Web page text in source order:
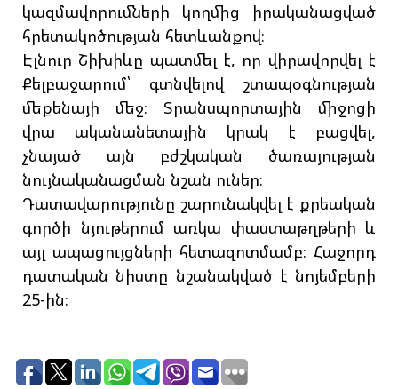
կազմավորումների կողմից իրականացված
հրետակոծության հետևանքով։
Էլնուր Շիխիևը պատմել է, որ վիրավորվել է
Քելբաջարում՝ գտնվելով շտապօգնության
մեքենայի մեջ։ Տրանսպորտային միջոցի
վրա ականանետային կրակ է բացվել,
չնայած այն բժշկական ծառայության
նույնականացման նշան ուներ։
Դատավարությունը շարունակվել է քրեական
գործի նյութերում առկա փաստաթղթերի և
այլ ապացույցների հետազոտմամբ։ Հաջորդ
դատական նիստը նշանակված է նոյեմբերի
25-ին։